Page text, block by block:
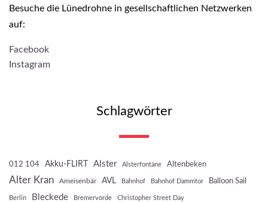
Besuche die Lünedrohne in gesellschaftlichen Netzwerken
auf:
Facebook
Instagram
Schlagwörter
012 104 Akku-FLIRT Alster Alsterfontäne Altenbeken
Alter Kran Ameisenbär AVL Bahnhof Bahnhof Dammtor Balloon Sail
Berlin Bleckede Bremervörde Christopher Street Day